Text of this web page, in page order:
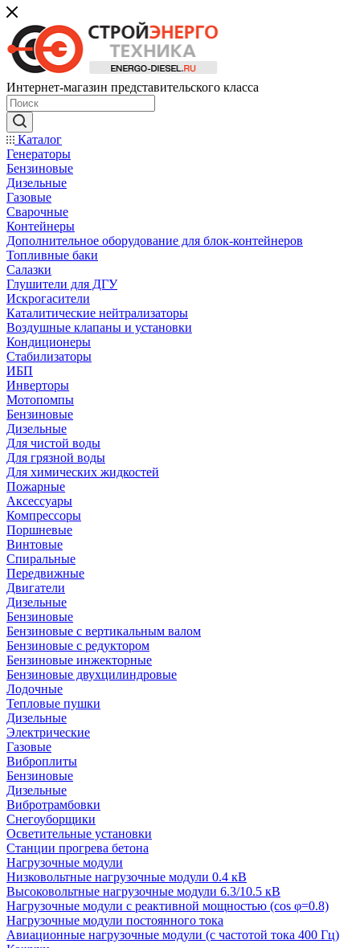
Интернет-магазин представительского класса
Каталог
Генераторы
Бензиновые
Дизельные
Газовые
Сварочные
Контейнеры
Дополнительное оборудование для блок-контейнеров
Топливные баки
Салазки
Глушители для ДГУ
Искрогасители
Каталитические нейтрализаторы
Воздушные клапаны и установки
Кондиционеры
Стабилизаторы
ИБП
Инверторы
Мотопомпы
Бензиновые
Дизельные
Для чистой воды
Для грязной воды
Для химических жидкостей
Пожарные
Аксессуары
Компрессоры
Поршневые
Винтовые
Спиральные
Передвижные
Двигатели
Дизельные
Бензиновые
Бензиновые с вертикальным валом
Бензиновые с редуктором
Бензиновые инжекторные
Бензиновые двухцилиндровые
Лодочные
Тепловые пушки
Дизельные
Электрические
Газовые
Виброплиты
Бензиновые
Дизельные
Вибротрамбовки
Снегоуборщики
Осветительные установки
Станции прогрева бетона
Нагрузочные модули
Низковольтные нагрузочные модули 0.4 кВ
Высоковольтные нагрузочные модули 6.3/10.5 кВ
Нагрузочные модули с реактивной мощностью (cos φ=0.8)
Нагрузочные модули постоянного тока
Авиационные нагрузочные модули (с частотой тока 400 Гц)